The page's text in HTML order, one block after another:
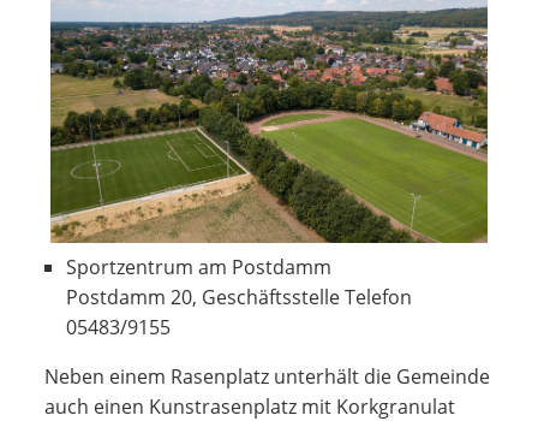
Sportzentrum am Postdamm
Postdamm 20, Geschäftsstelle Telefon
05483/9155
Neben einem Rasenplatz unterhält die Gemeinde
auch einen Kunstrasenplatz mit Korkgranulat